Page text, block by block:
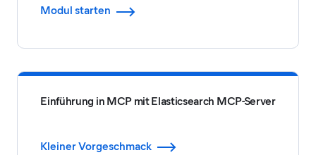
Modul starten
Einführung in MCP mit Elasticsearch MCP-Server
Kleiner Vorgeschmack